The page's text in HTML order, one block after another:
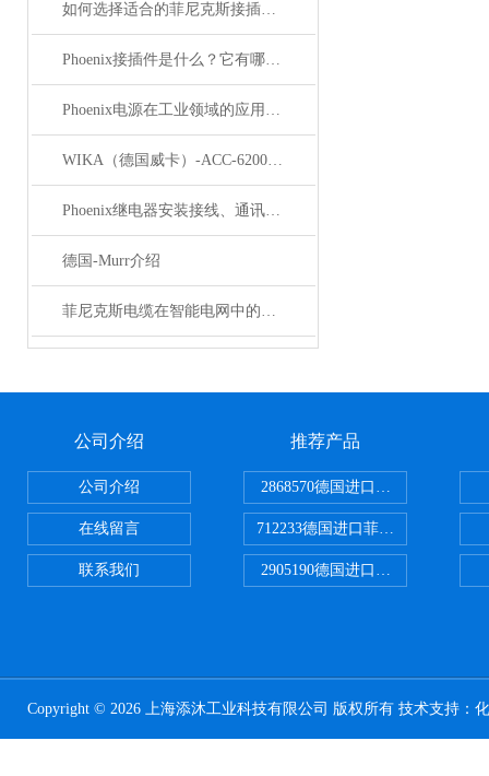
如何选择适合的菲尼克斯接插件？
Phoenix接插件是什么？它有哪些分类？
Phoenix电源在工业领域的应用与优势
WIKA（德国威卡）-ACC-6200系列压力变送器简介
Phoenix继电器安装接线、通讯集成与故障诊断指南
德国-Murr介绍
菲尼克斯电缆在智能电网中的应用
公司介绍
公司介绍
在线留言
联系我们
推荐产品
2868570德国进口菲尼克斯电源
712233德国进口菲尼克斯断路器
2905190德国进口菲尼克斯继电器
Copyright © 2026 上海添沐工业科技有限公司 版权所有 技术支持：